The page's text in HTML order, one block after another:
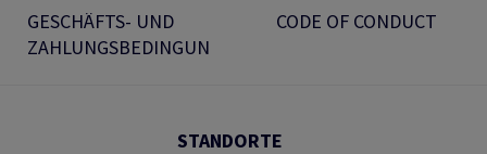
GESCHÄFTS- UND
ZAHLUNGSBEDINGUN
CODE OF CONDUCT
STANDORTE